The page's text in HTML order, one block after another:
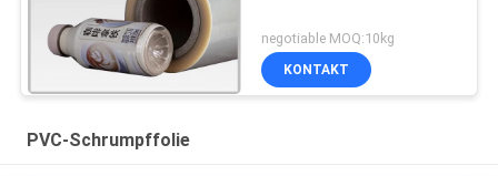
negotiable MOQ:10kg
KONTAKT
PVC-Schrumpffolie